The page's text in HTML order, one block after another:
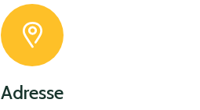
Adresse